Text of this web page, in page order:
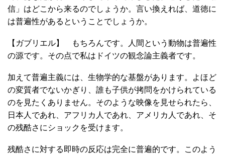
信」はどこから来るのでしょうか。言い換えれば、道徳に
は普遍性があるということでしょうか。
【ガブリエル】 もちろんです。人間という動物は普遍性
の源です。その点で私はドイツの観念論主義者です。
加えて普遍主義には、生物学的な基盤があります。よほど
の変質者でないかぎり、誰も子供が拷問をかけられている
のを見たくありません。そのような映像を見せられたら、
日本人であれ、アフリカ人であれ、アメリカ人であれ、そ
の残酷さにショックを受けます。
残酷さに対する即時の反応は完全に普遍的です。このよう